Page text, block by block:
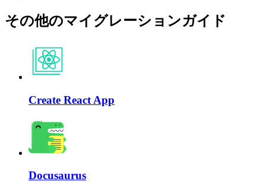
その他のマイグレーションガイド
Create React App
Docusaurus